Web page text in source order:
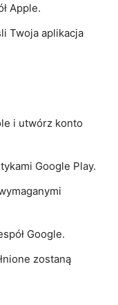
Apple.
Twoja aplikacja
i utwórz konto
Google Play.
Google.
zostaną